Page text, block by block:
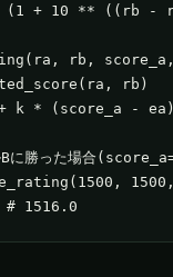
(1 + 10 ** ((rb -
rb,
rb)
k * (score_a - ea)
に勝った場合
1516.0